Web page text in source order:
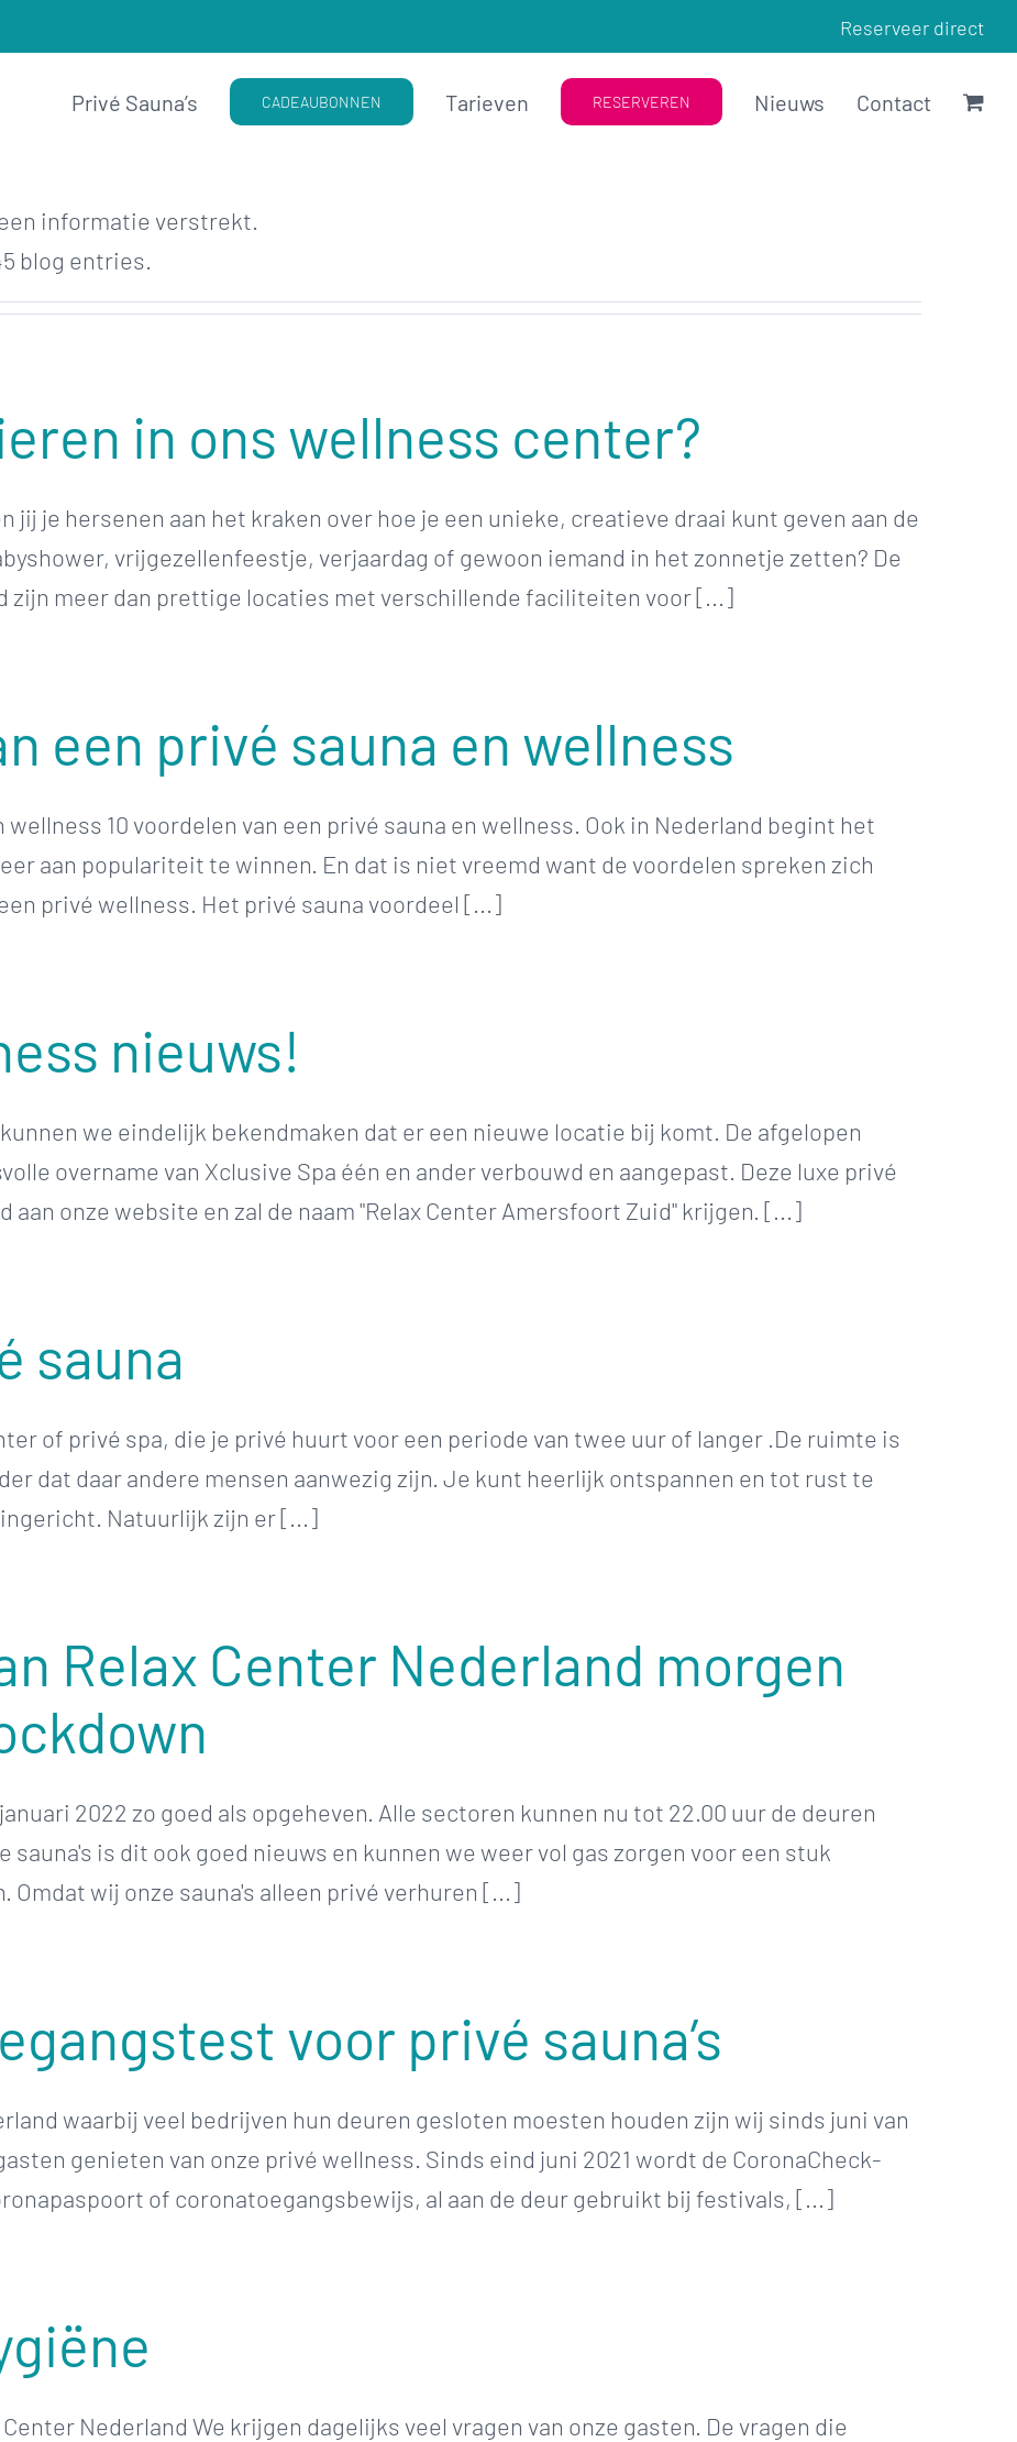
Reserveer direct
Privé Sauna’s CADEAUBONNEN Tarieven RESERVEREN Nieuws Contact
informatie verstrekt.
blog entries.
in ons wellness center?
jij je hersenen aan het kraken over hoe je een unieke, creatieve draai kunt geven aan de
vrijgezellenfeestje, verjaardag of gewoon iemand in het zonnetje zetten? De
zijn meer dan prettige locaties met verschillende faciliteiten voor [...]
een privé sauna en wellness
wellness 10 voordelen van een privé sauna en wellness. Ook in Nederland begint het
aan populariteit te winnen. En dat is niet vreemd want de voordelen spreken zich
privé wellness. Het privé sauna voordeel [...]
nieuws!
we eindelijk bekendmaken dat er een nieuwe locatie bij komt. De afgelopen
overname van Xclusive Spa één en ander verbouwd en aangepast. Deze luxe privé
onze website en zal de naam "Relax Center Amersfoort Zuid" krijgen. [...]
sauna
of privé spa, die je privé huurt voor een periode van twee uur of langer .De ruimte is
dat daar andere mensen aanwezig zijn. Je kunt heerlijk ontspannen en tot rust te
ingericht. Natuurlijk zijn er [...]
Relax Center Nederland morgen
2022 zo goed als opgeheven. Alle sectoren kunnen nu tot 22.00 uur de deuren
sauna's is dit ook goed nieuws en kunnen we weer vol gas zorgen voor een stuk
Omdat wij onze sauna's alleen privé verhuren [...]
voor privé sauna’s
waarbij veel bedrijven hun deuren gesloten moesten houden zijn wij sinds juni van
genieten van onze privé wellness. Sinds eind juni 2021 wordt de CoronaCheck-
of coronatoegangsbewijs, al aan de deur gebruikt bij festivals, [...]
Nederland We krijgen dagelijks veel vragen van onze gasten. De vragen die